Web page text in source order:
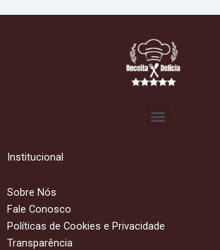
Menu
Institucional
Sobre Nós
Fale Conosco
Políticas de Cookies e Privacidade
Transparência